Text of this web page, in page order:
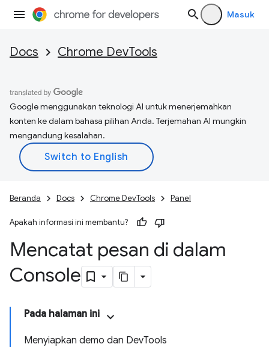
Masuk
Docs Chrome DevTools
Google menggunakan teknologi AI untuk menerjemahkan
konten ke dalam bahasa pilihan Anda. Terjemahan AI mungkin
mengandung kesalahan.
Beranda Docs Chrome DevTools Panel
Apakah informasi ini membantu?
Mencatat pesan di dalam
Console
Pada halaman ini
Menyiapkan demo dan DevTools